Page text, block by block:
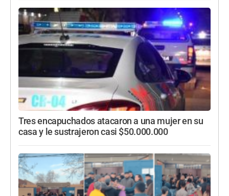
Tres encapuchados atacaron a una mujer en su
casa y le sustrajeron casi $50.000.000